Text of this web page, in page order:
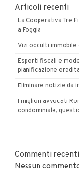
Articoli recenti
La Cooperativa Tre
a Foggia
Vizi occulti immobile
Esperti fiscali e
pianificazione
Eliminare notizie da
I migliori avvocati
condominiale,
Commenti recenti
Nessun